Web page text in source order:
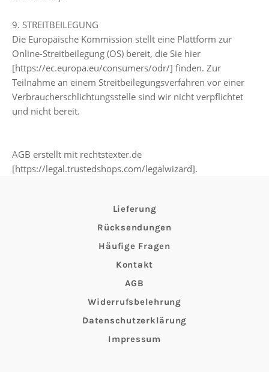
9. STREITBEILEGUNG
Die Europäische Kommission stellt eine Plattform zur
Online-Streitbeilegung (OS) bereit, die Sie hier
[https://ec.europa.eu/consumers/odr/] finden. Zur
Teilnahme an einem Streitbeilegungsverfahren vor einer
Verbraucherschlichtungsstelle sind wir nicht verpflichtet
und nicht bereit.
AGB erstellt mit rechtstexter.de
[https://legal.trustedshops.com/legalwizard].
Lieferung
Rücksendungen
Häufige Fragen
Kontakt
AGB
Widerrufsbelehrung
Datenschutzerklärung
Impressum